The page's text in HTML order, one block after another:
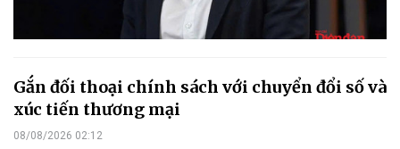
Gắn đối thoại chính sách với chuyển đổi số và
xúc tiến thương mại
08/08/2026 02:12